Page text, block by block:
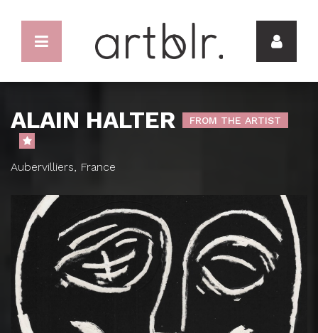
ALAIN HALTER FROM THE ARTIST
Aubervilliers, France